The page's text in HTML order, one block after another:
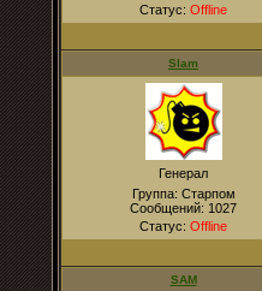
Статус: Offline
Slam
Генерал
Группа: Старпом
Сообщений: 1027
Статус: Offline
SAM